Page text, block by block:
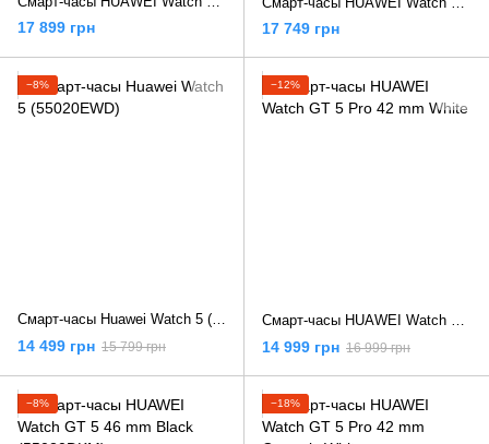
17 899 грн 17 749 грн
−8%
Смарт-часы Huawei Watch 5 (55020EWD)
14 499 грн 15 799 грн
−12%
Смарт-часы HUAWEI Watch GT 5 Pro 42 mm White
14 999 грн 16 999 грн
−8% −18%